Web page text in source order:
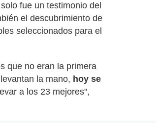
fue un testimonio del
el descubrimiento de
seleccionados para el
que no eran la primera
la mano, hoy se
a los 23 mejores",